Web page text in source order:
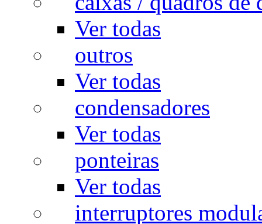
Ver todas
outros
Ver todas
condensadores
Ver todas
ponteiras
Ver todas
interruptores